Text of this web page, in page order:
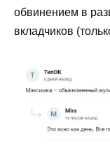
обвинением в
вкладчиков